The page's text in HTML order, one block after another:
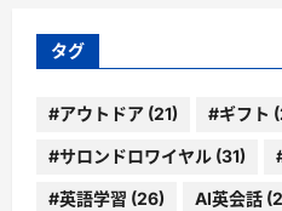
ー
タグ
#アウトドア (21) #ギフト
#サロンドロワイヤル (31)
#英語学習 (26) AI英会話